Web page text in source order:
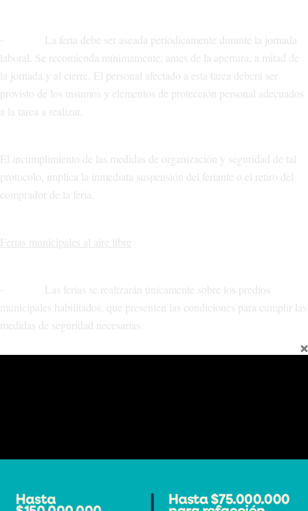
⁃ La feria debe ser aseada periódicamente durante la jornada
laboral. Se recomienda mínimamente, antes de la apertura, a mitad de
la jornada y al cierre. El personal afectado a esta tarea deberá ser
provisto de los insumos y elementos de protección personal adecuados
a la tarea a realizar.
El incumplimiento de las medidas de organización y seguridad de tal
protocolo, implica la inmediata suspensión del feriante o el retiro del
comprador de la feria.
Ferias municipales al aire libre
⁃ Las ferias se realizarán únicamente sobre los predios
municipales habilitados, que presenten las condiciones para cumplir las
medidas de seguridad necesarias.
debe limitar la densidad de ocupación de espacios para no superar los